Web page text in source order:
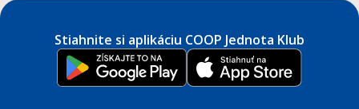
Stiahnite si aplikáciu COOP Jednota Klub